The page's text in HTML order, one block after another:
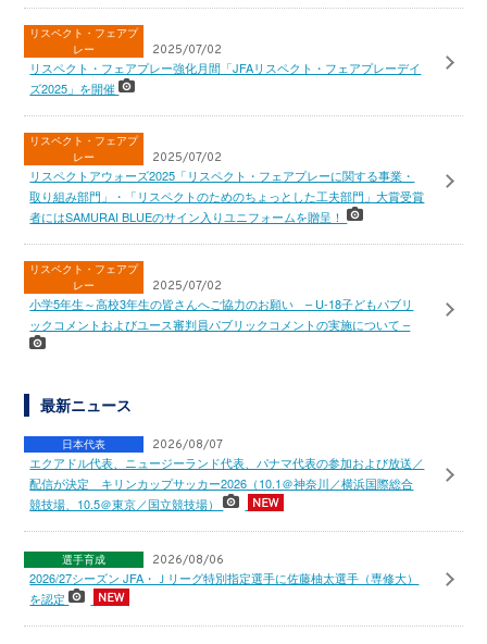
リスペクト・フェアプ
レー
2025/07/02
リスペクト・フェアプレー強化月間「JFAリスペクト・フェアプレーデイ
ズ2025」を開催
リスペクト・フェアプ
レー
2025/07/02
リスペクトアウォーズ2025「リスペクト・フェアプレーに関する事業・
取り組み部門」・「リスペクトのためのちょっとした工夫部門」大賞受賞
者にはSAMURAI BLUEのサイン入りユニフォームを贈呈！
リスペクト・フェアプ
レー
2025/07/02
小学5年生～高校3年生の皆さんへご協力のお願い – U-18子どもパブリ
ックコメントおよびユース審判員パブリックコメントの実施について –
最新ニュース
日本代表 2026/08/07
エクアドル代表、ニュージーランド代表、パナマ代表の参加および放送／
配信が決定 キリンカップサッカー2026（10.1＠神奈川／横浜国際総合
競技場、10.5＠東京／国立競技場）
選手育成 2026/08/06
2026/27シーズン JFA・Ｊリーグ特別指定選手に佐藤柚太選手（専修大）
を認定